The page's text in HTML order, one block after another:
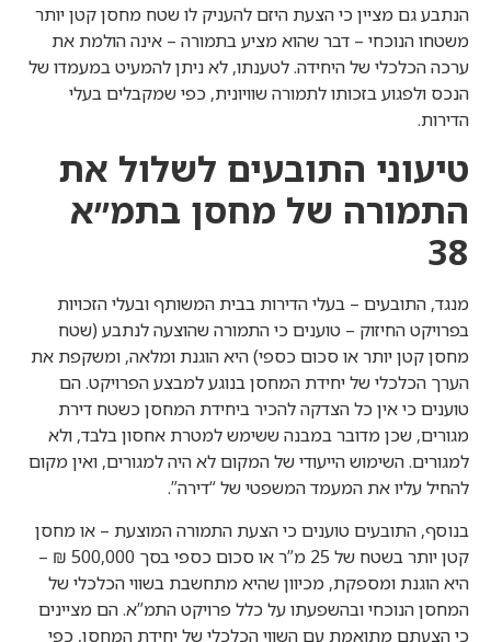
הנתבע גם מציין כי הצעת היזם להעניק לו שטח מחסן קטן יותר
משטחו הנוכחי – דבר שהוא מציע בתמורה – אינה הולמת את
ערכה הכלכלי של היחידה. לטענתו, לא ניתן להמעיט במעמדו של
הנכס ולפגוע בזכותו לתמורה שוויונית, כפי שמקבלים בעלי
הדירות.
טיעוני התובעים לשלול את
התמורה של מחסן בתמ״א
38
מנגד, התובעים – בעלי הדירות בבית המשותף ובעלי הזכויות
בפרויקט החיזוק – טוענים כי התמורה שהוצעה לנתבע (שטח
מחסן קטן יותר או סכום כספי) היא הוגנת ומלאה, ומשקפת את
הערך הכלכלי של יחידת המחסן בנוגע למבצע הפרויקט. הם
טוענים כי אין כל הצדקה להכיר ביחידת המחסן כשטח דירת
מגורים, שכן מדובר במבנה ששימש למטרת אחסון בלבד, ולא
למגורים. השימוש הייעודי של המקום לא היה למגורים, ואין מקום
להחיל עליו את המעמד המשפטי של “דירה”.
בנוסף, התובעים טוענים כי הצעת התמורה המוצעת – או מחסן
קטן יותר בשטח של 25 מ”ר או סכום כספי בסך 500,000 ₪ –
היא הוגנת ומספקת, מכיוון שהיא מתחשבת בשווי הכלכלי של
המחסן הנוכחי ובהשפעתו על כלל פרויקט התמ”א. הם מציינים
כי הצעתם מתואמת עם השווי הכלכלי של יחידת המחסן, כפי